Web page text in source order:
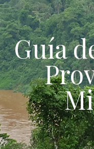
Skip to content
Guía